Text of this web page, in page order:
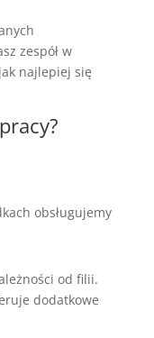
zespół w
najlepiej się
obsługujemy
od filii.
dodatkowe